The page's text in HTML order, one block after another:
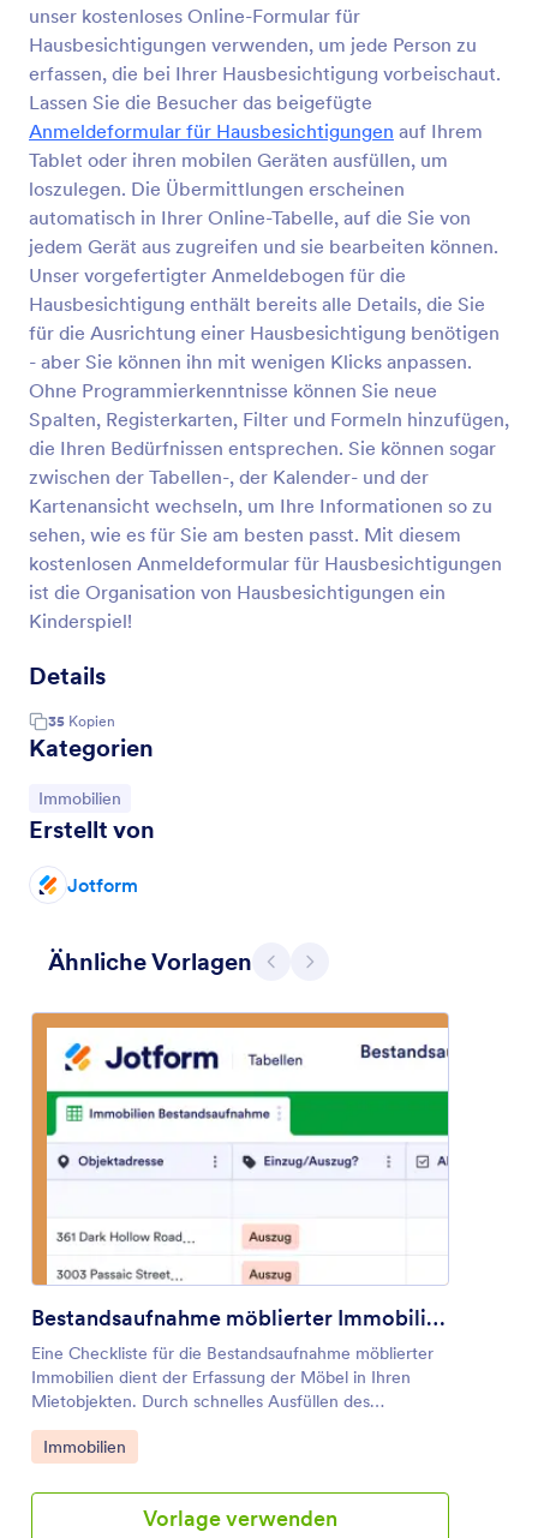
unser kostenloses Online-Formular für
Hausbesichtigungen verwenden, um jede Person zu
erfassen, die bei Ihrer Hausbesichtigung vorbeischaut.
Lassen Sie die Besucher das beigefügte
Anmeldeformular für Hausbesichtigungen auf Ihrem
Tablet oder ihren mobilen Geräten ausfüllen, um
loszulegen. Die Übermittlungen erscheinen
automatisch in Ihrer Online-Tabelle, auf die Sie von
jedem Gerät aus zugreifen und sie bearbeiten können.
Unser vorgefertigter Anmeldebogen für die
Hausbesichtigung enthält bereits alle Details, die Sie
für die Ausrichtung einer Hausbesichtigung benötigen
- aber Sie können ihn mit wenigen Klicks anpassen.
Ohne Programmierkenntnisse können Sie neue
Spalten, Registerkarten, Filter und Formeln hinzufügen,
die Ihren Bedürfnissen entsprechen. Sie können sogar
zwischen der Tabellen-, der Kalender- und der
Kartenansicht wechseln, um Ihre Informationen so zu
sehen, wie es für Sie am besten passt. Mit diesem
kostenlosen Anmeldeformular für Hausbesichtigungen
ist die Organisation von Hausbesichtigungen ein
Kinderspiel!
Details
35 Kopien
Kategorien
Zur Kategorie:
Immobilien
Erstellt von
Jotform
Ähnliche Vorlagen ZurückWeiter
Bestandsaufnahme möblierter Immobilien
Eine Checkliste für die Bestandsaufnahme möblierter
Immobilien dient der Erfassung der Möbel in Ihren
Mietobjekten. Durch schnelles Ausfüllen des
beigefügten Formulars für die Inventarisierung und
den Zustand von möblierten Mietobjekten können Sie
Möbelstücken in Ihren Mietobjekten erstellen.
Überprüfen Sie das Objekt einfach beim Ein- oder
Zur Kategorie:
Immobilien
Vorlage verwenden